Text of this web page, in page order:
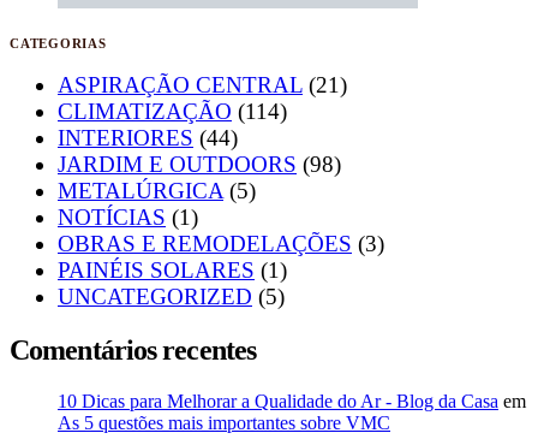
CATEGORIAS
ASPIRAÇÃO CENTRAL (21)
CLIMATIZAÇÃO (114)
INTERIORES (44)
JARDIM E OUTDOORS (98)
METALÚRGICA (5)
NOTÍCIAS (1)
OBRAS E REMODELAÇÕES (3)
PAINÉIS SOLARES (1)
UNCATEGORIZED (5)
Comentários recentes
10 Dicas para Melhorar a Qualidade do Ar - Blog da Casa em
As 5 questões mais importantes sobre VMC